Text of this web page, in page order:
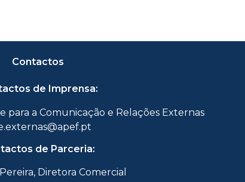
Contactos
de Imprensa:
para a Comunicação e Relações Externas
de Parceria:
Diretora Comercial